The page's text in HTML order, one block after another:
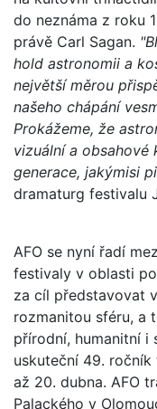
do neznáma z roku
právě Carl Sagan.
hold astronomii a
největší měrou
našeho chápání
Prokážeme, že
vizuální a obsahové
generace, jakýmisi
dramaturg festivalu
AFO se nyní řadí
festivaly v oblasti
za cíl představovat
rozmanitou sféru, a
přírodní, humanitní i
uskuteční 49.
až 20. dubna. AFO
Palackého v